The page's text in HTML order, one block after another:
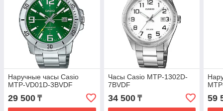
Наручные часы Casio
MTP-VD01D-3BVDF
29 500 ₸
Часы Casio MTP-1302D-
7BVDF
34 500₸ 59